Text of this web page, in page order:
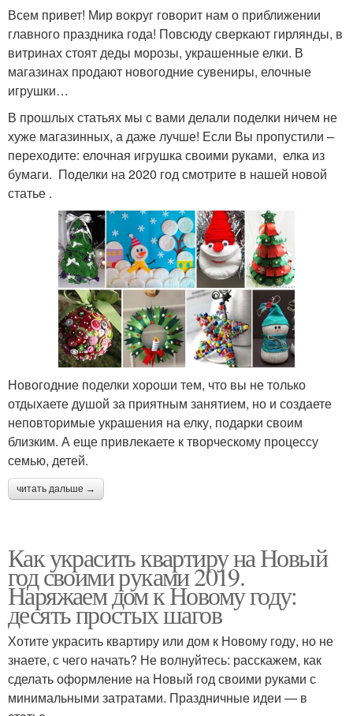
Всем привет! Мир вокруг говорит нам о приближении
главного праздника года! Повсюду сверкают гирлянды, в
витринах стоят деды морозы, украшенные елки. В
магазинах продают новогодние сувениры, елочные
игрушки…
В прошлых статьях мы с вами делали поделки ничем не
хуже магазинных, а даже лучше! Если Вы пропустили –
переходите: елочная игрушка своими руками, елка из
бумаги. Поделки на 2020 год смотрите в нашей новой
статье .
Новогодние поделки хороши тем, что вы не только
отдыхаете душой за приятным занятием, но и создаете
неповторимые украшения на елку, подарки своим
близким. А еще привлекаете к творческому процессу
семью, детей.
читать дальше →
Как украсить квартиру на Новый
год своими руками 2019.
Наряжаем дом к Новому году:
десять простых шагов
Хотите украсить квартиру или дом к Новому году, но не
знаете, с чего начать? Не волнуйтесь: расскажем, как
сделать оформление на Новый год своими руками с
минимальными затратами. Праздничные идеи — в